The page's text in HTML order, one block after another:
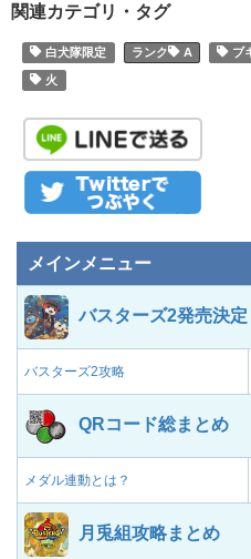
関連カテゴリ・タグ
白犬隊限定 A ブ
火
メインメニュー
バスターズ2発売決定
バスターズ2攻略
QRコード総まとめ
メダル連動とは？
月兎組攻略まとめ